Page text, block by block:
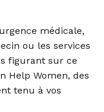
médicale,
ou les services
figurant sur ce
Help Women, des
tenu à vos